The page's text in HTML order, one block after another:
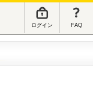
ログイン FAQ